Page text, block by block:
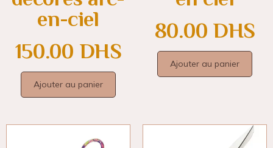
en-ciel
150.00 DHS
Ajouter au panier
80.00 DHS
Ajouter au panier